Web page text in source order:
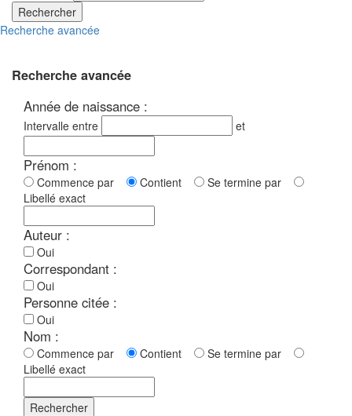
Rechercher
Recherche avancée
Recherche avancée
Année de naissance :
Intervalle entre et
Prénom :
Commence par Contient
Se termine par
Libellé exact
Auteur :
Oui
Correspondant :
Oui
Personne citée :
Oui
Nom :
Commence par Contient
Se termine par
Libellé exact
Rechercher